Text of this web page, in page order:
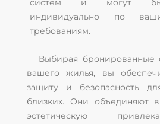
систем и могут
индивидуально по
требованиям.
Выбирая бронированные
вашего жилья, вы
защиту и безопасность
близких. Они объединяют
эстетическую